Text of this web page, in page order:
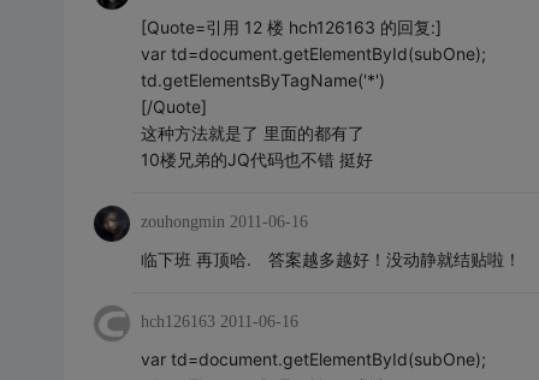
[Quote=引用 12 楼 hch126163 的回复:]
var td=document.getElementById(subOne);
td.getElementsByTagName('*')
[/Quote]
这种方法就是了 里面的都有了
10楼兄弟的JQ代码也不错 挺好
zouhongmin 2011-06-16
临下班 再顶哈. 答案越多越好！没动静就结贴啦！
hch126163 2011-06-16
var td=document.getElementById(subOne);